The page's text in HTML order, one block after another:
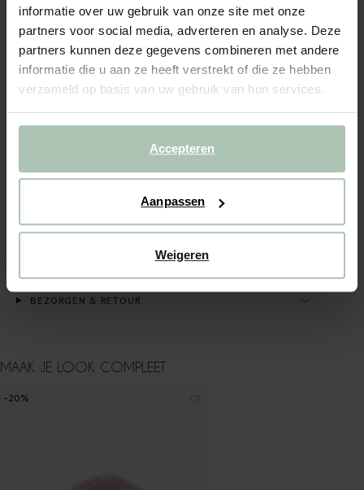
informatie over uw gebruik van onze site met onze
partners voor social media, adverteren en analyse. Deze
partners kunnen deze gegevens combineren met andere
informatie die u aan ze heeft verstrekt of die ze hebben
verzameld op basis van uw gebruik van hun services.
Accepteren
Aanpassen
Weigeren
Gratis verzending naar winkel
Achteraf betalen
Snelle levering
Lichtpaarse wollen handschoenen van Sissy-boy. De
houden je handen heerlijk warm. Materiaal: 48% alpaca,
BEZORGEN & RETOUR
MAAK JE LOOK COMPLEET
-20%